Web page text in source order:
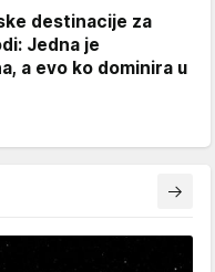
destinacije za
Jedna je
a evo ko dominira u